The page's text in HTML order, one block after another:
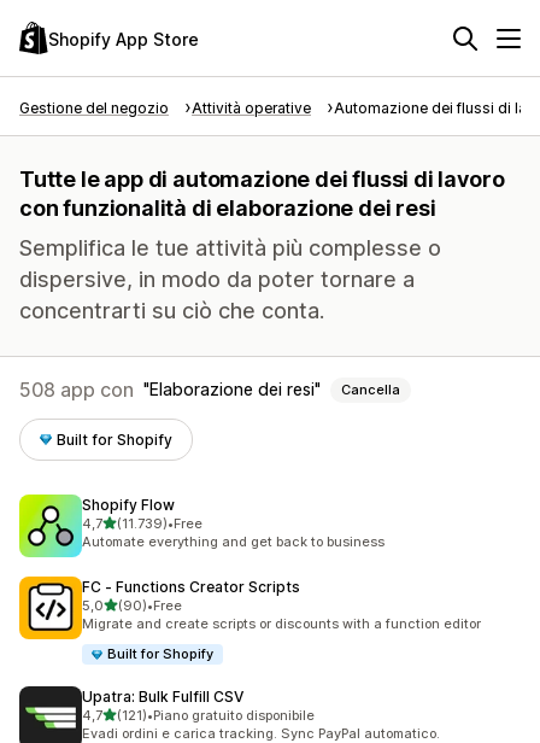
Shopify App Store
Gestione del negozio Attività operative Automazione dei flussi di
Tutte le app di automazione dei flussi di lavoro
con funzionalità di elaborazione dei resi
Semplifica le tue attività più complesse o
dispersive, in modo da poter tornare a
concentrarti su ciò che conta.
508 app con Elaborazione dei resi Cancella
Built for Shopify
Shopify Flow
4,7stelle su 5
(11.739)
11739 recensioni totali
•Free
Automate everything and get back to business
FC ‑ Functions Creator Scripts
5,0stelle su 5
(90)
90 recensioni totali
•Free
Migrate and create scripts or discounts with a function editor
Built for Shopify
Upatra: Bulk Fulfill CSV
4,7stelle su 5
(121)
121 recensioni totali
•Piano gratuito disponibile
Evadi ordini e carica tracking. Sync PayPal automatico.